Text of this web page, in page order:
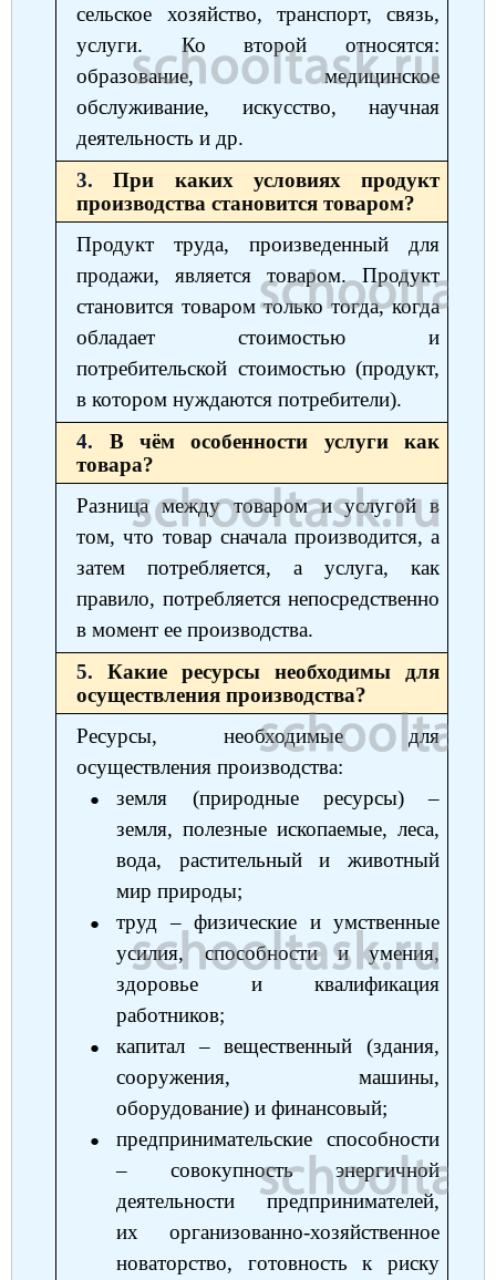
сельское хозяйство, транспорт, связь,
услуги. Ко второй относятся:
образование, медицинское
обслуживание, искусство, научная
деятельность и др.
3.При каких условиях продукт
производства становится товаром?
Продукт труда, произведенный для
продажи, является товаром. Продукт
становится товаром только тогда, когда
обладает стоимостью и
потребительской стоимостью (продукт,
в котором нуждаются потребители).
4. В чём особенности услуги как
товара?
Разница между товаром и услугой в
том, что товар сначала производится, а
затем потребляется, а услуга, как
правило, потребляется непосредственно
в момент ее производства.
5.Какие ресурсы необходимы для
осуществления производства?
Ресурсы, необходимые для
осуществления производства:
земля (природные ресурсы) ‒
земля, полезные ископаемые, леса,
вода, растительный и животный
мир природы;
труд ‒ физические и умственные
усилия, способности и умения,
здоровье и квалификация
работников;
капитал ‒ вещественный (здания,
сооружения, машины,
оборудование) и финансовый;
предпринимательские способности
‒ совокупность энергичной
деятельности предпринимателей,
их организованно-хозяйственное
новаторство, готовность к риску